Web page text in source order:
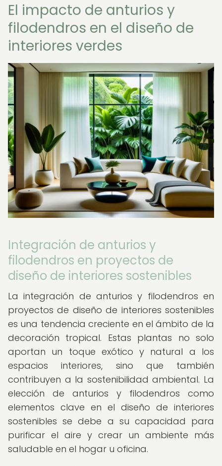
El impacto de anturios y
filodendros en el diseño de
interiores verdes
Integración de anturios y
filodendros en proyectos de
diseño de interiores sostenibles
La integración de anturios y filodendros en
proyectos de diseño de interiores sostenibles
es una tendencia creciente en el ámbito de la
decoración tropical. Estas plantas no solo
aportan un toque exótico y natural a los
espacios interiores, sino que también
contribuyen a la sostenibilidad ambiental. La
elección de anturios y filodendros como
elementos clave en el diseño de interiores
sostenibles se debe a su capacidad para
purificar el aire y crear un ambiente más
saludable en el hogar u oficina.